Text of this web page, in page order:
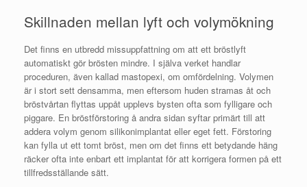
Skillnaden mellan lyft och volymökning
Det finns en utbredd missuppfattning om att ett bröstlyft
automatiskt gör brösten mindre. I själva verket handlar
proceduren, även kallad mastopexi, om omfördelning. Volymen
är i stort sett densamma, men eftersom huden stramas åt och
bröstvårtan flyttas uppåt upplevs bysten ofta som fylligare och
piggare. En bröstförstoring å andra sidan syftar primärt till att
addera volym genom silikonimplantat eller eget fett. Förstoring
kan fylla ut ett tomt bröst, men om det finns ett betydande häng
räcker ofta inte enbart ett implantat för att korrigera formen på ett
tillfredsställande sätt.